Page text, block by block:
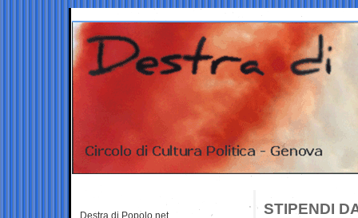
STIPENDI
Destra di Popolo.net